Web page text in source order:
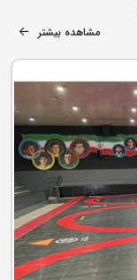
مشاهده بیشتر